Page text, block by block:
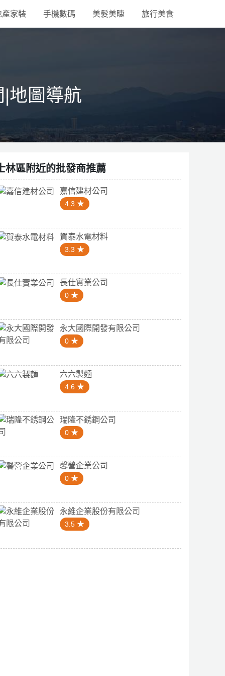
產家裝 手機數碼 美髮美睫 旅行美食
地圖導航
林區附近的批發商推薦
嘉信建材公司
4.3
賀泰水電材料
3.3
長仕實業公司
0
永大國際開發有限公司
0
六六製麵
4.6
瑞隆不銹鋼公司
0
馨營企業公司
0
永維企業股份有限公司
3.5